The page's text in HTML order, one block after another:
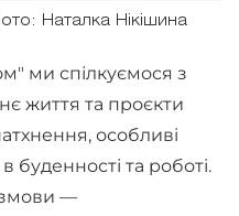
Наталка Нікішина
ми спілкуємося з
життя та проєкти
особливі
буденності та роботі.
—